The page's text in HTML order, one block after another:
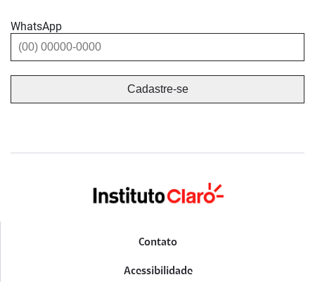
WhatsApp
Contato
Acessibilidade